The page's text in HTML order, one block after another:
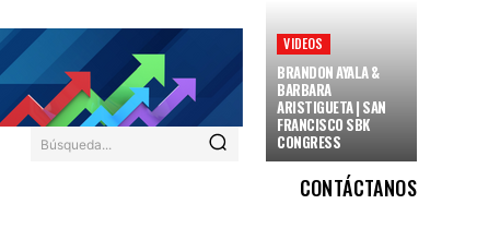
Búsqueda...
VIDEOS
BRANDON AYALA &
BARBARA
ARISTIGUETA | SAN
FRANCISCO SBK
CONGRESS
CONTÁCTANOS